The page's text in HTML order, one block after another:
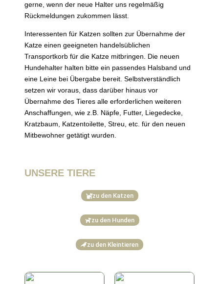
gerne, wenn der neue Halter uns regelmäßig
Rückmeldungen zukommen lässt.
Interessenten für Katzen sollten zur Übernahme der
Katze einen geeigneten handelsüblichen
Transportkorb für die Katze mitbringen. Die neuen
Hundehalter halten bitte ein passendes Halsband und
eine Leine bei Übergabe bereit. Selbstverständlich
setzen wir voraus, dass darüber hinaus vor
Übernahme des Tieres alle erforderlichen weiteren
Anschaffungen, wie z.B. Näpfe, Futter, Liegedecke,
Kratzbaum, Katzentoilette, Streu, etc. für den neuen
Mitbewohner getätigt wurden.
UNSERE TIERE
zu den Katzen
zu den Hunden
zu den Kleintieren